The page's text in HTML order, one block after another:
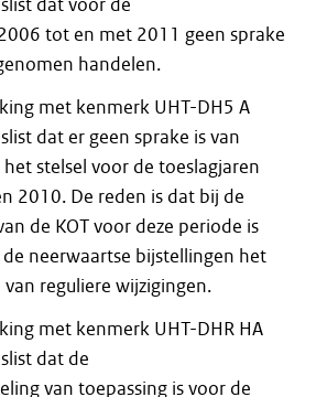
dat voor de
tot en met 2011 geen sprake
handelen.
met kenmerk UHT-DH5 A
dat er geen sprake is van
stelsel voor de toeslagjaren
2010. De reden is dat bij de
de KOT voor deze periode is
neerwaartse bijstellingen het
reguliere wijzigingen.
met kenmerk UHT-DHR HA
dat de
van toepassing is voor de